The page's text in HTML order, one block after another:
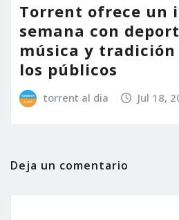
Torrent ofrece un
semana con
música y tradición
los públicos
torrent al dia Jul 18,
Deja un comentario